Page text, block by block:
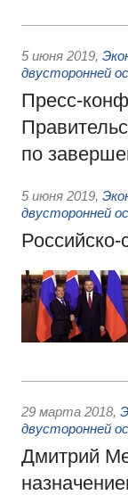
5 июня 2019,
двусторонней
Пресс-
по
5 июня 2019,
двусторонней
29 марта 2018,
двусторонней
Дмитрий